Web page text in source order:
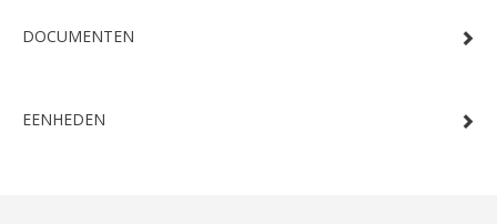
DOCUMENTEN
EENHEDEN